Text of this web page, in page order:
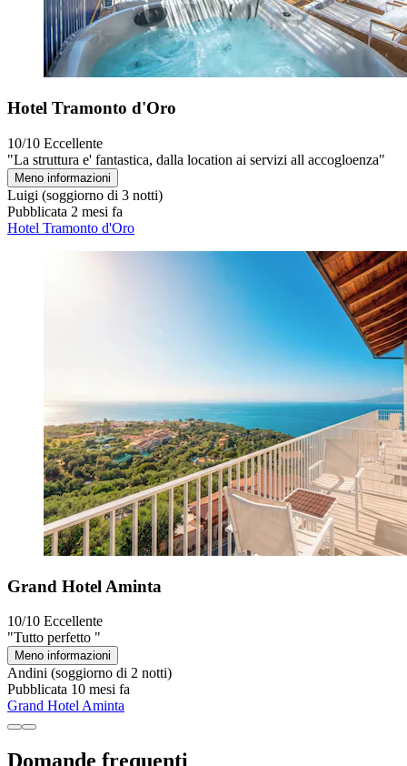
Hotel Tramonto d'Oro
10/10 Eccellente
"La struttura e' fantastica, dalla location ai servizi all accogloenza"
Meno informazioni
Luigi (soggiorno di 3 notti)
Pubblicata 2 mesi fa
Hotel Tramonto d'Oro
Grand Hotel Aminta
10/10 Eccellente
"Tutto perfetto "
Meno informazioni
Andini (soggiorno di 2 notti)
Pubblicata 10 mesi fa
Grand Hotel Aminta
Domande frequenti